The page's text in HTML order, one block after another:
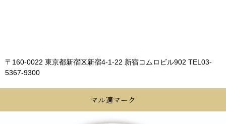
〒160-0022 東京都新宿区新宿4-1-22 新宿コムロビル902 TEL03-
5367-9300
マル適マーク